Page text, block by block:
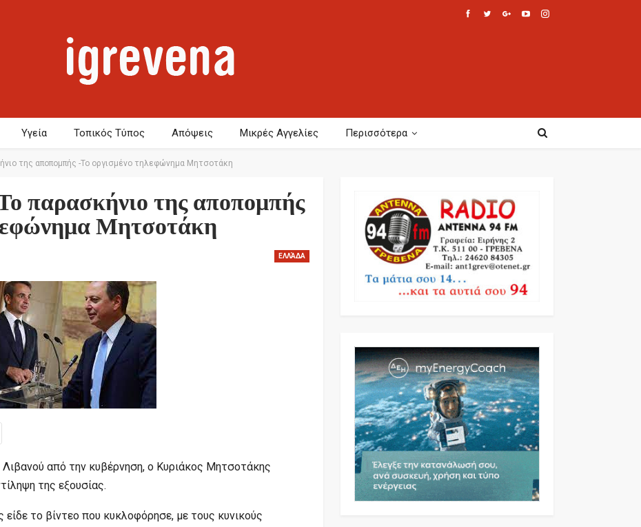
Υγεία Τοπικός Τύπος Απόψεις Μικρές Αγγελίες Περισσότερα
της αποπομπής -Το οργισμένο τηλεφώνημα Μητσοτάκη
παρασκήνιο της αποπομπής
Μητσοτάκη
ΕΛΛΆΔΑ
από την κυβέρνηση, ο Κυριάκος Μητσοτάκης
της εξουσίας.
το βίντεο που κυκλοφόρησε, με τους κυνικούς